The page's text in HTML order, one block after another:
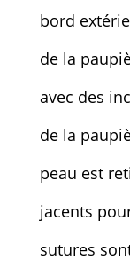
bord
de la
avec des
de la
peau est
jacents
sutures